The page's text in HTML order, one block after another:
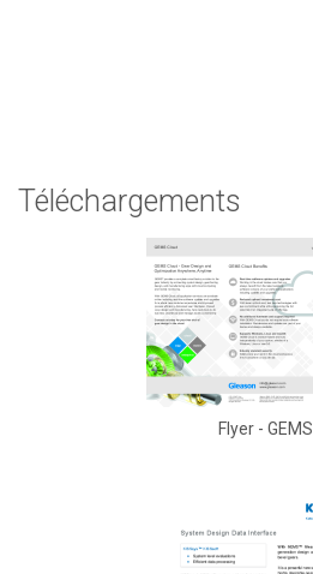
Téléchargements
Flyer - GEMS